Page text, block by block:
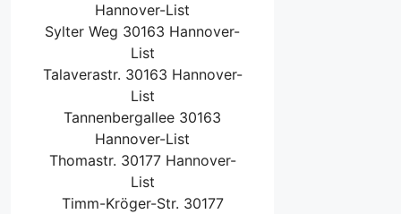
Hannover-List
Sylter Weg 30163 Hannover-
List
Talaverastr. 30163 Hannover-
List
Tannenbergallee 30163
Hannover-List
Thomastr. 30177 Hannover-
List
Timm-Kröger-Str. 30177